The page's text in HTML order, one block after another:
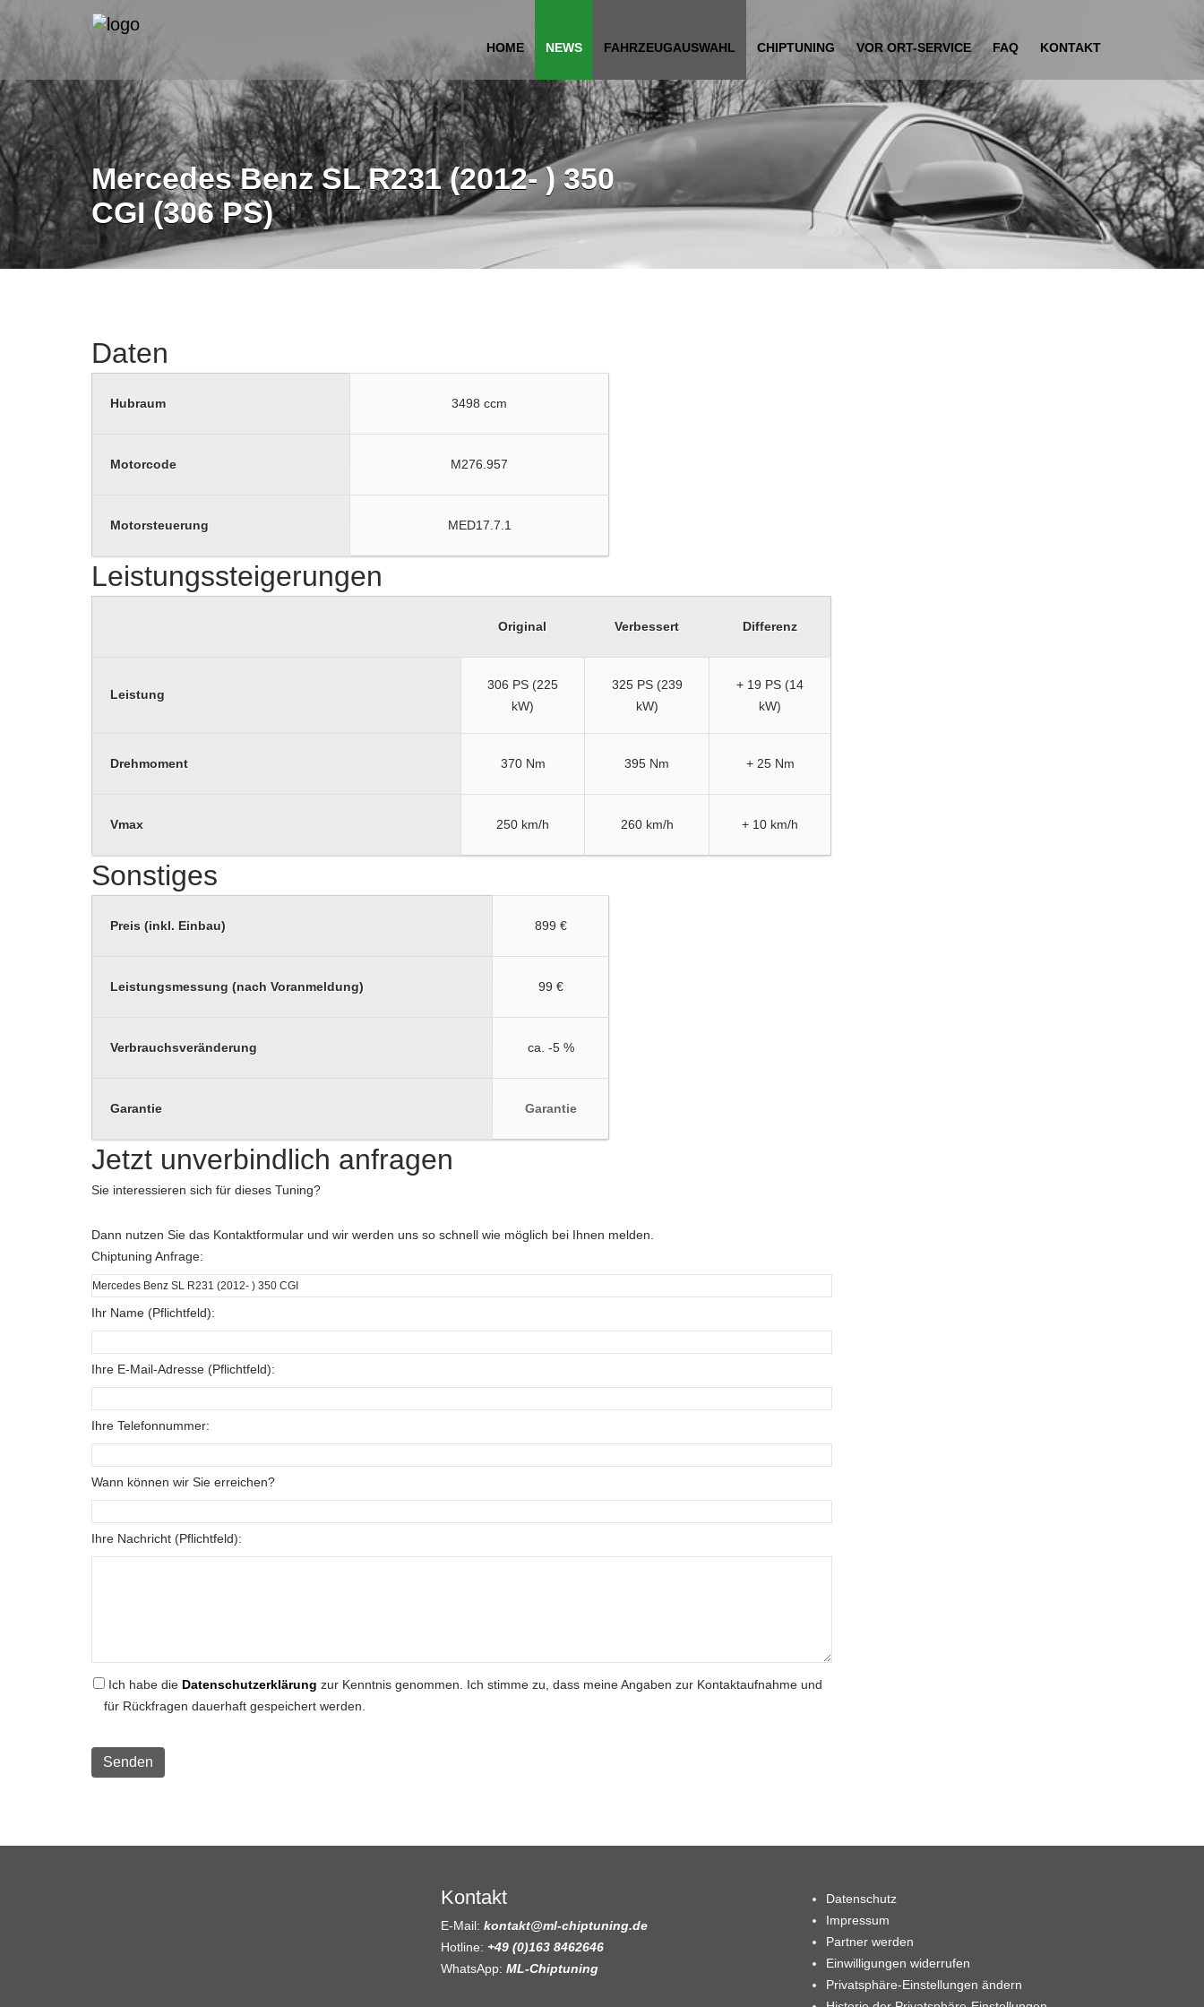
HOME NEWS FAHRZEUGAUSWAHL CHIPTUNING VOR ORT-SERVICE FAQ KONTAKT
Mercedes Benz SL R231 (2012- ) 350
CGI (306 PS)
Daten
Hubraum 3498 ccm
Motorcode M276.957
Motorsteuerung MED17.7.1
Leistungssteigerungen
Original Verbessert Differenz
Leistung
306 PS (225
kW)
325 PS (239
kW)
+ 19 PS (14
kW)
Drehmoment 370 Nm 395 Nm + 25 Nm
Vmax 250 km/h 260 km/h + 10 km/h
Sonstiges
Preis (inkl. Einbau) 899 €
Leistungsmessung (nach Voranmeldung) 99 €
Verbrauchsveränderung ca. -5 %
Garantie Garantie
Jetzt unverbindlich anfragen
Sie interessieren sich für dieses Tuning?
Dann nutzen Sie das Kontaktformular und wir werden uns so schnell wie möglich bei Ihnen melden.
Chiptuning Anfrage:
Ihr Name (Pflichtfeld):
Ihre E-Mail-Adresse (Pflichtfeld):
Ihre Telefonnummer:
Wann können wir Sie erreichen?
Ihre Nachricht (Pflichtfeld):
Ich habe die Datenschutzerklärung zur Kenntnis genommen. Ich stimme zu, dass meine Angaben zur Kontaktaufnahme und
für Rückfragen dauerhaft gespeichert werden.
Kontakt
E-Mail: kontakt@ml-chiptuning.de
Hotline: +49 (0)163 8462646
WhatsApp: ML-Chiptuning
Datenschutz
Impressum
Partner werden
Einwilligungen widerrufen
Privatsphäre-Einstellungen ändern